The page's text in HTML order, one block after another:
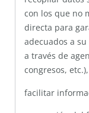
con los que no
directa para
adecuados a
a través de
congresos, etc.),
facilitar